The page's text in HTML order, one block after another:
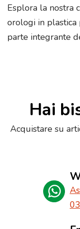
Esplora la nostra
orologi in plastica
parte integrante
Hai
Acquistare su